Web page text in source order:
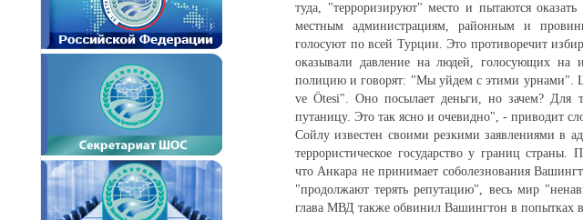
туда, "терроризируют" место и пытаются
местным администрациям, районным и
голосуют по всей Турции. Это противоречит
оказывали давление на людей, голосующих на
полицию и говорят: "Мы уйдем с этими урнами".
ve Ötesi". Оно посылает деньги, но зачем? Для
путаницу. Это так ясно и очевидно", - приводит
Сойлу известен своими резкими заявлениями в
террористическое государство у границ страны.
чтоАнкара не принимает соболезнования
"продолжают терять репутацию", весь мир
глава МВД также обвинил Вашингтон в попытках